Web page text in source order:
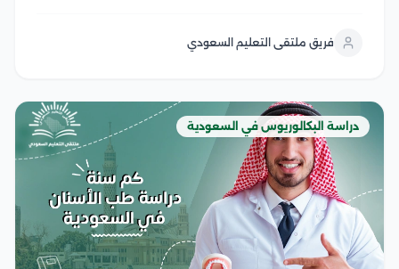
ترتكز رؤية المملكة بشكل أساسي على تحقيق التنويع في...
فريق ملتقى التعليم السعودي
دراسة البكالوريوس في السعودية